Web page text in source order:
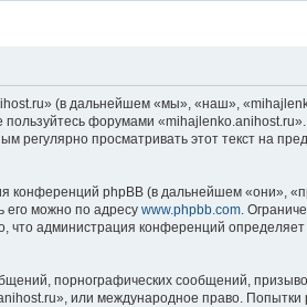
(в дальнейшем «мы», «наш»,
форумами
просматривать этот текст на
phpBB (в дальнейшем «они»,
его можно по адресу www.phpbb.com.
администрация конференций
порнографических сообщений,
или международное право.